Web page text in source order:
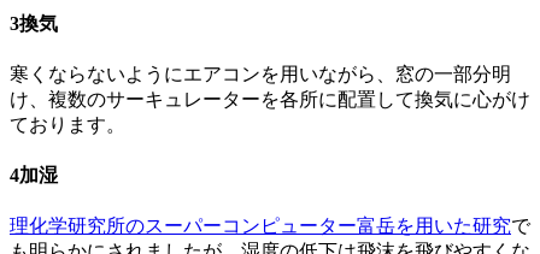
3換気
寒くならないようにエアコンを用いながら、窓の一部分明
け、複数のサーキュレーターを各所に配置して換気に心がけ
ております。
4加湿
理化学研究所のスーパーコンピューター富岳を用いた研究で